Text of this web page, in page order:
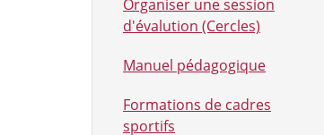
Organiser une session
d'évalution (Cercles)
Manuel pédagogique
Formations de cadres
sportifs